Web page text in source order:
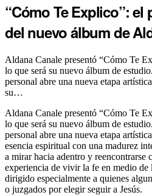
“Cómo Te Explico”: el
del nuevo álbum de
Aldana Canale presentó “Cómo Te
lo que será su nuevo álbum de
personal abre una nueva etapa
su…
Aldana Canale presentó “Cómo Te
lo que será su nuevo álbum de
personal abre una nueva etapa
esencia espiritual con una madurez
a mirar hacia adentro y reencontrarse
experiencia de vivir la fe en medio de
dirigido especialmente a quienes
o juzgados por elegir seguir a Jesús.